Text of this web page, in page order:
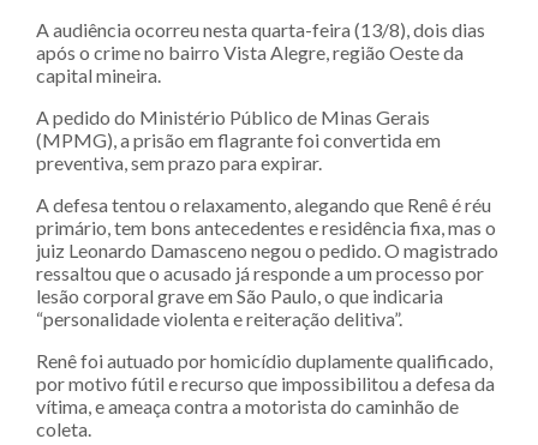
A audiência ocorreu nesta quarta-feira (13/8), dois dias
após o crime no bairro Vista Alegre, região Oeste da
capital mineira.
A pedido do Ministério Público de Minas Gerais
(MPMG), a prisão em flagrante foi convertida em
preventiva, sem prazo para expirar.
A defesa tentou o relaxamento, alegando que Renê é réu
primário, tem bons antecedentes e residência fixa, mas o
juiz Leonardo Damasceno negou o pedido. O magistrado
ressaltou que o acusado já responde a um processo por
lesão corporal grave em São Paulo, o que indicaria
“personalidade violenta e reiteração delitiva”.
Renê foi autuado por homicídio duplamente qualificado,
por motivo fútil e recurso que impossibilitou a defesa da
vítima, e ameaça contra a motorista do caminhão de
coleta.